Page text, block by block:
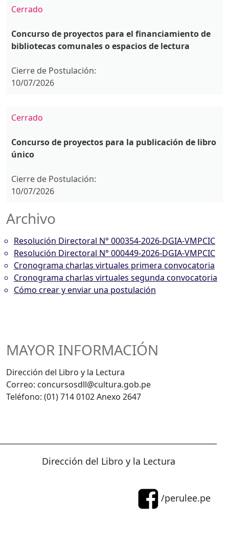
Cerrado
Concurso de proyectos para el financiamiento de
bibliotecas comunales o espacios de lectura
Cierre de Postulación:
10/07/2026
Cerrado
Concurso de proyectos para la publicación de libro
único
Cierre de Postulación:
10/07/2026
Archivo
Resolución Directoral N° 000354-2026-DGIA-VMPCIC
Resolución Directoral N° 000449-2026-DGIA-VMPCIC
Cronograma charlas virtuales primera convocatoria
Cronograma charlas virtuales segunda convocatoria
Cómo crear y enviar una postulación
MAYOR INFORMACIÓN
Dirección del Libro y la Lectura
Correo: concursosdll@cultura.gob.pe
Teléfono: (01) 714 0102 Anexo 2647
Dirección del Libro y la Lectura
/perulee.pe